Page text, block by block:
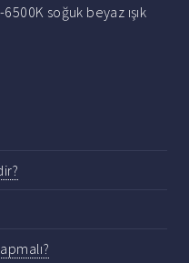
soğuk beyaz ışık